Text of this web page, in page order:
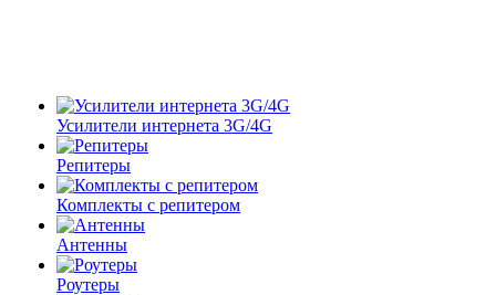
Усилители интернета 3G/4G
Репитеры
Комплекты с репитером
Антенны
Роутеры